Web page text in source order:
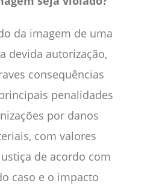
da imagem de uma
devida autorização,
consequências
penalidades
por danos
com valores
de acordo com
caso e o impacto